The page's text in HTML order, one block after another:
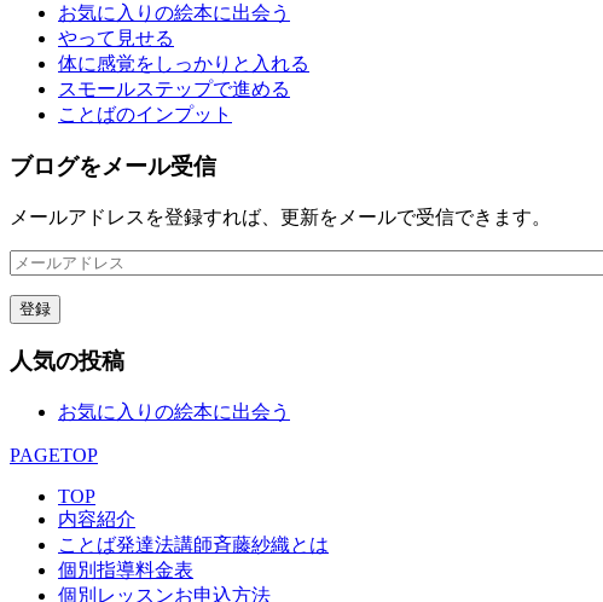
お気に入りの絵本に出会う
やって見せる
体に感覚をしっかりと入れる
スモールステップで進める
ことばのインプット
ブログをメール受信
メールアドレスを登録すれば、更新をメールで受信できます。
メ
ル
ド
登録
人気の投稿
お気に入りの絵本に出会う
PAGETOP
TOP
内容紹介
ことば発達法講師斉藤紗織とは
個別指導料金表
個別レッスンお申込方法